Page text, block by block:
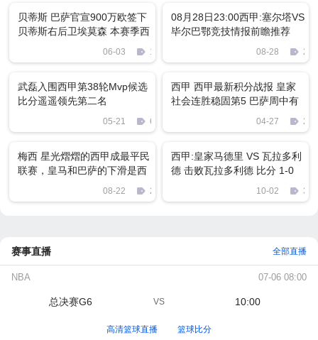
贝蒂斯 巴萨官宣900万欧签下
贝蒂斯右后卫埃莫森 本赛季西
06-03 1649
08月28日23:00西甲:塞尔塔VS
毕尔巴鄂竞技情报前瞻推荐
08-28
武磊入围西甲第38轮Mvp候选
比分遥遥领先第二名
05-21 69
西甲 西甲最新积分战报 皇家
社会连胜稳固第5 巴萨周中有
04-27
梅西 星光熠熠的西甲成最平民
联赛，皇马和巴萨的下滑是西
08-22 2304
西甲:皇家马德里 VS 瓦拉多利
德 击败瓦拉多利德 比分 1-0
10-02 350
赛事直播 全部直播
NBA 07-06 08:00
总决赛G6 VS 10:00
高清篮球直播 篮球比分